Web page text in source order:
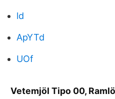
ld
ApYTd
UOf
Vetemjöl Tipo 00,